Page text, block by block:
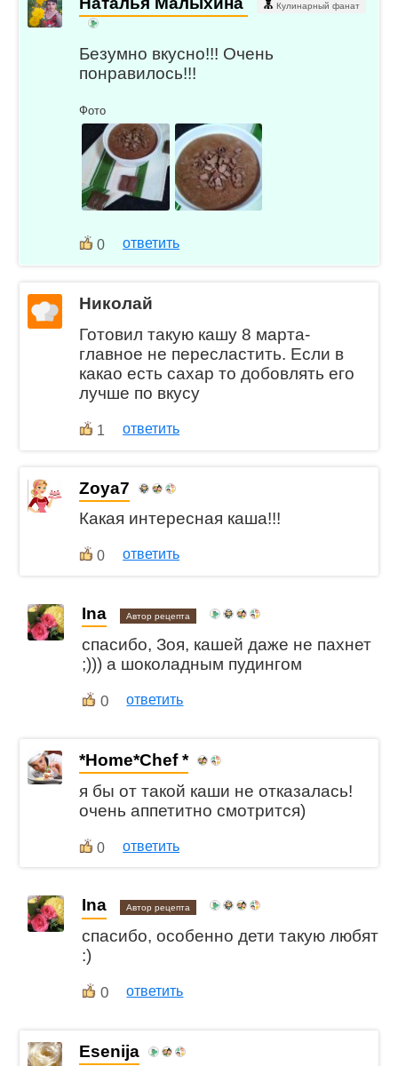
Кулинарный фанат
Безумно вкусно!!! Очень
понравилось!!!
Фото
0 ответить
Николай
Готовил такую кашу 8 марта-
главное не пересластить. Если в
какао есть сахар то добовлять его
лучше по вкусу
1 ответить
Zoya7
Какая интересная каша!!!
0 ответить
Ina Автор рецепта
спасибо, Зоя, кашей даже не пахнет
;))) а шоколадным пудингом
0 ответить
*Home*Chef *
я бы от такой каши не отказалась!
очень аппетитно смотрится)
0 ответить
Ina Автор рецепта
спасибо, особенно дети такую любят
:)
0 ответить
Esenija